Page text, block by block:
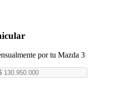
por tu Mazda 3